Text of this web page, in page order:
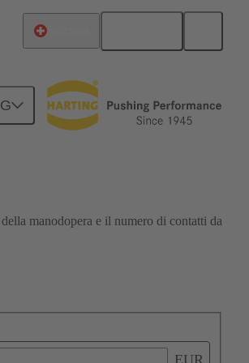
6207 Crimp Advisor
manodopera e il numero di contatti da
EUR